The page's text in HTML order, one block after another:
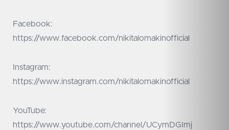
Facebook:
https://www.facebook.com/nikitalomakinofficial
Instagram:
https://www.instagram.com/nikitalomakinofficial
YouTube:
https://www.youtube.com/channel/UCymDGImj